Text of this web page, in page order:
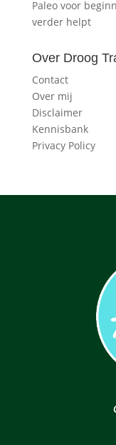
Paleo voor
verder helpt
Over Droog
Contact
Over mij
Disclaimer
Kennisbank
Privacy Policy